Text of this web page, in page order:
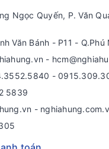
Ngọc Quyến, P. Văn
Văn Bánh - P11 - Q.Phú
-
-
5839
-